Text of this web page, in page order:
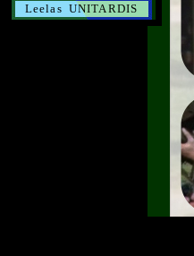
Leelas UNITARDIS